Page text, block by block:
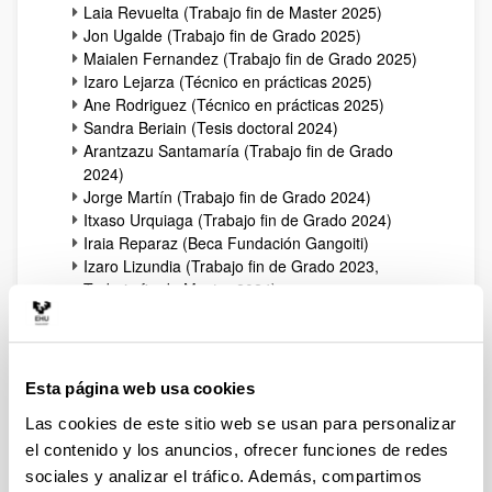
Esta página web usa cookies
Las cookies de este sitio web se usan para personalizar
el contenido y los anuncios, ofrecer funciones de redes
sociales y analizar el tráfico. Además, compartimos
Laia Revuelta (Trabajo fin de Master 2025)
Jon Ugalde (Trabajo fin de Grado 2025)
Maialen Fernandez (Trabajo fin de Grado 2025)
Izaro Lejarza (Técnico en prácticas 2025)
Ane Rodriguez (Técnico en prácticas 2025)
Sandra Beriain (Tesis doctoral 2024)
Arantzazu Santamaría (Trabajo fin de Grado
2024)
Jorge Martín (Trabajo fin de Grado 2024)
Itxaso Urquiaga (Trabajo fin de Grado 2024)
Iraia Reparaz (Beca Fundación Gangoiti)
Izaro Lizundia (Trabajo fin de Grado 2023,
Trabajo fin de Master 2024)
Mario Astigarraga (Trabajo fin de Grado 2022)
Ainhoa Vidal (Trabajo fin de Grado 2021)
Estibaliz Ocio (Trabajo fin de Grado 2021)
Carmen Lafuente (Trabajo fin de Master 2020)
Lara Rodríguez (Trabajo fin de Master 2020)